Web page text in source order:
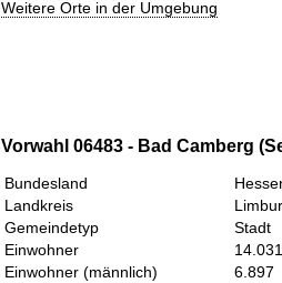
Weitere Orte in der Umgebung
Vorwahl 06483 - Bad Camberg
Bundesland
Landkreis
Gemeindetyp
Stadt
Einwohner
14.031
Einwohner (männlich)
6.897